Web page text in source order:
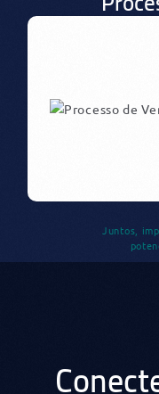
Juntos,